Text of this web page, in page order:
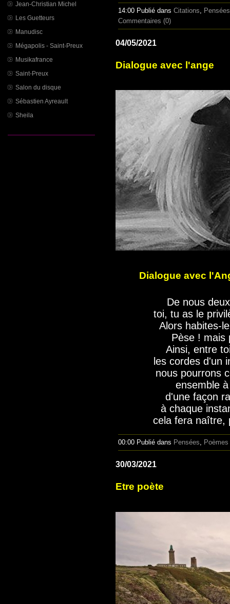
Jean-Christian Michel
Les Guetteurs
Manudisc
Mégapolis - Saint-Preux
Musikafrance
Saint-Preux
Salon du disque
Sébastien Ayreault
Sheila
14:00 Publié dans Citations
Pensées
Commentaires (0)
04/05/2021
Dialogue avec l'ange
Dialogue avec
De nous
toi, tu as le
Alors habites-
Pèse ! mais
Ainsi, entre
les cordes d'un
nous pourrons
ensemble
d'une façon
à chaque
cela fera naître,
00:00 Publié dans Pensées, Poèmes
30/03/2021
Etre poète